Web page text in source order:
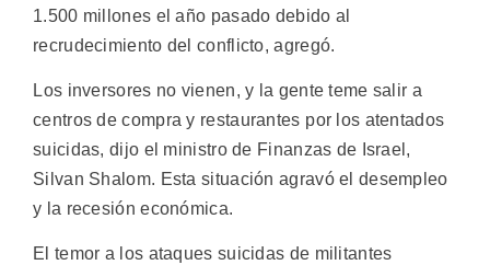
1.500 millones el año pasado debido al
recrudecimiento del conflicto, agregó.
Los inversores no vienen, y la gente teme salir a
centros de compra y restaurantes por los atentados
suicidas, dijo el ministro de Finanzas de Israel,
Silvan Shalom. Esta situación agravó el desempleo
y la recesión económica.
El temor a los ataques suicidas de militantes